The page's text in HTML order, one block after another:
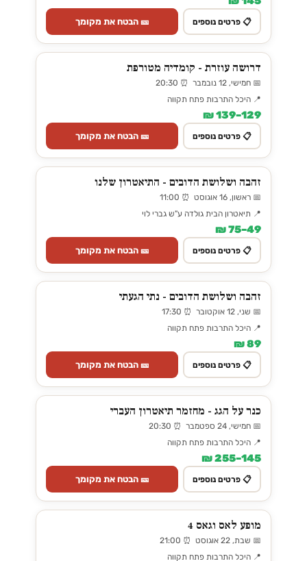
📋 פרטים נוספים 🎫 הבטח את מקומך
דרושה עוזרת - קומדיה מטורפת
📅 חמישי, 12 נובמבר ⏰ 20:30
📍 היכל התרבות פתח תקווה
129–139 ₪
📋 פרטים נוספים 🎫 הבטח את מקומך
זהבה ושלושת הדובים - התיאטרון שלנו
📅 ראשון, 16 אוגוסט ⏰ 11:00
📍 תיאטרון הבית גולדה ע"ש גברי לוי
49–75 ₪
📋 פרטים נוספים 🎫 הבטח את מקומך
זהבה ושלושת הדובים - נתי הגעתי
📅 שני, 12 אוקטובר ⏰ 17:30
📍 היכל התרבות פתח תקווה
89 ₪
📋 פרטים נוספים 🎫 הבטח את מקומך
כנר על הגג - מחזמר תיאטרון העברי
📅 חמישי, 24 ספטמבר ⏰ 20:30
📍 היכל התרבות פתח תקווה
145–255 ₪
📋 פרטים נוספים 🎫 הבטח את מקומך
מופע לאס וגאס 4
📅 שבת, 22 אוגוסט ⏰ 21:00
📍 היכל התרבות פתח תקווה